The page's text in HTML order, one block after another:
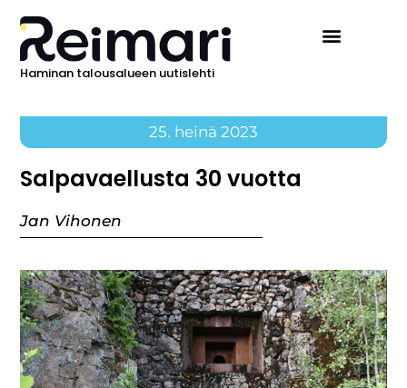
Haminan talousalueen uutislehti
25. heinä 2023
Salpavaellusta 30 vuotta
Jan Vihonen